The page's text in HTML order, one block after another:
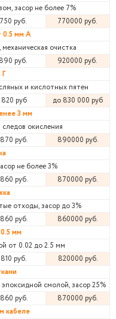
засор не более 7%
750 руб.
770000 руб.
0.5 мм А
очистка
890 руб.
920000 руб.
Г
и кислотных пятен
820 руб
до 830 000 руб
3 мм
окисления
870 руб.
890000 руб.
не более 3%
860 руб.
870000 руб.
отходы, засор до 3%
860 руб.
860000 руб.
мм
от 0.02 до 2.5 мм
810 руб.
820000 руб.
смолой, засор 25%
860 руб.
870000 руб.
кабеле